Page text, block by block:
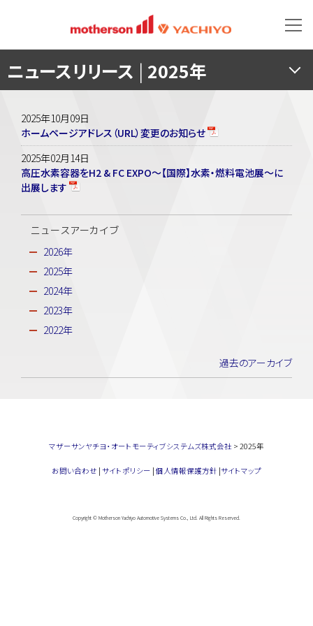
ニュースリリース | 2025年
2025年10月09日
ホームページアドレス（URL）変更のお知らせ
2025年02月14日
高圧水素容器をH2 & FC EXPO～【国際】水素・燃料電池展～に
出展します
ニュースアーカイブ
2026年
2025年
2024年
2023年
2022年
過去のアーカイブ
マザーサンヤチヨ・オートモーティブシステムズ株式会社 > 2025年
お問い合わせ | サイトポリシー |個人情報保護方針 |サイトマップ
Copyright © Motherson Yachiyo Automotive Systems Co., Ltd. All Rights Reserved.